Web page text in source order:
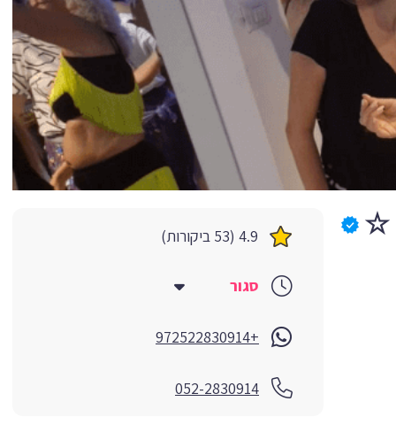
4.9 (53 ביקורות)
סגור
+972522830914
052-2830914